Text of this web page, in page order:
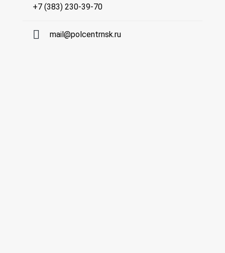
+7 (383) 230-39-70
mail@polcentrnsk.ru